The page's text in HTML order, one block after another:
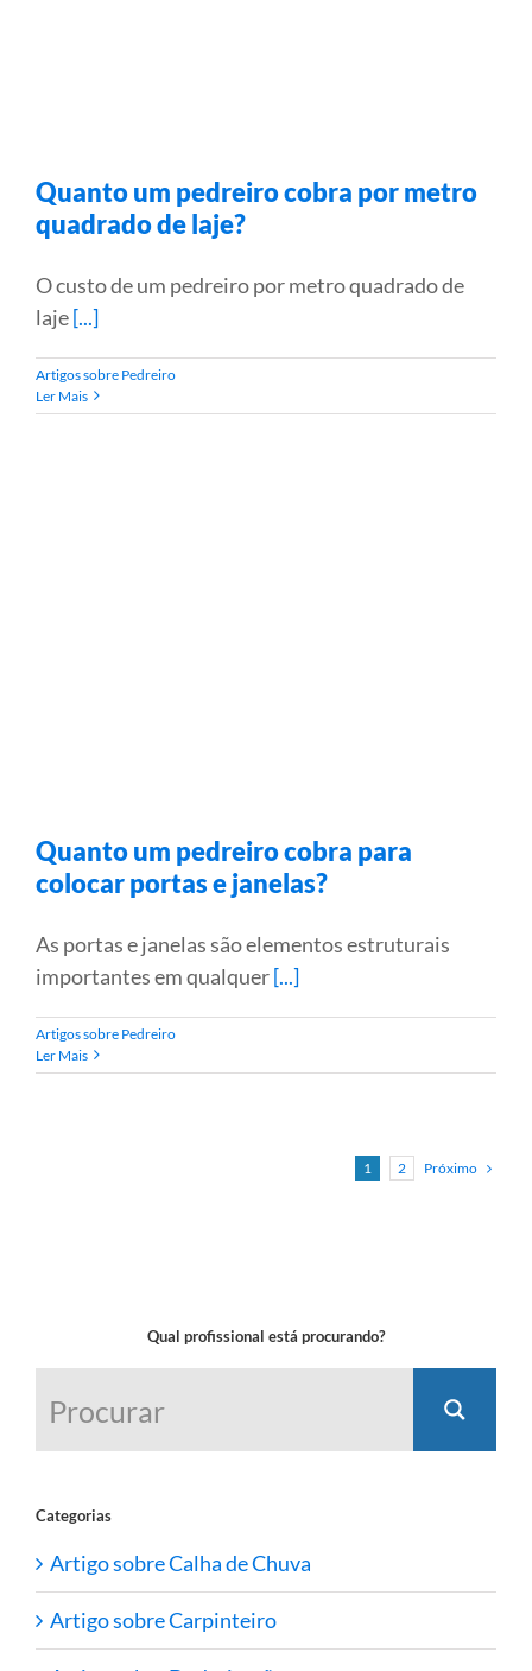
Quanto um pedreiro cobra por metro
quadrado de laje?
O custo de um pedreiro por metro quadrado de
laje[...]
Artigos sobre Pedreiro
Ler Mais
Quanto um pedreiro cobra para
colocar portas e janelas?
As portas e janelas são elementos estruturais
importantes em qualquer[...]
Artigos sobre Pedreiro
Ler Mais
1 2 Próximo
Qual profissional está procurando?
Categorias
Artigo sobre Calha de Chuva
Artigo sobre Carpinteiro